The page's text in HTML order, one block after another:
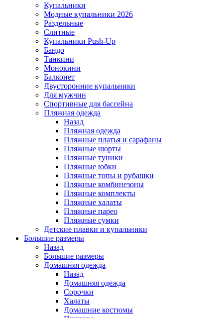
Купальники
Модные купальники 2026
Раздельные
Слитные
Купальники Push-Up
Бандо
Танкини
Монокини
Балконет
Двусторонние купальники
Для мужчин
Спортивные для бассейна
Пляжная одежда
Назад
Пляжная одежда
Пляжные платья и сарафаны
Пляжные шорты
Пляжные туники
Пляжные юбки
Пляжные топы и рубашки
Пляжные комбинезоны
Пляжные комплекты
Пляжные халаты
Пляжные парео
Пляжные сумки
Детские плавки и купальники
Большие размеры
Назад
Большие размеры
Домашняя одежда
Назад
Домашняя одежда
Сорочки
Халаты
Домашние костюмы